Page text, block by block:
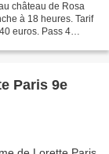
château de Rosa
à 18 heures. Tarif
euros. Pass 4
Paris 9e